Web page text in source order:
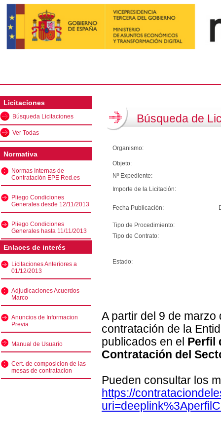
Licitaciones
Búsqueda Licitaciones
Ver Todas
Normativa
Normas Internas de
Contratación EPE Red.es
Pliego Condiciones
Generales desde 12/11/2013
Pliego Condiciones
Generales hasta 11/11/2013
Enlaces de interés
Licitaciones Anteriores a
01/12/2013
Adjudicaciones Acuerdos
Marco
Anuncios de Informacion
Previa
Manual de Usuario
Cert. de composicion de las
mesas de contratacion
Búsqueda de
Organismo:
Objeto:
Nº Expediente:
Importe de la Licitación:
Fecha Publicación:
Tipo de Procedimiento:
Tipo de Contrato:
Estado:
A partir del 9 de
contratación de la
publicados en el Perfil
Contratación del
Pueden consultar los
https://